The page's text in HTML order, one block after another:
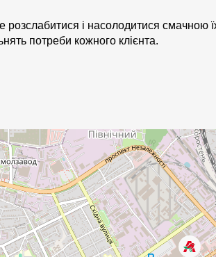
розслабитися і насолодитися
потреби кожного клієнта.